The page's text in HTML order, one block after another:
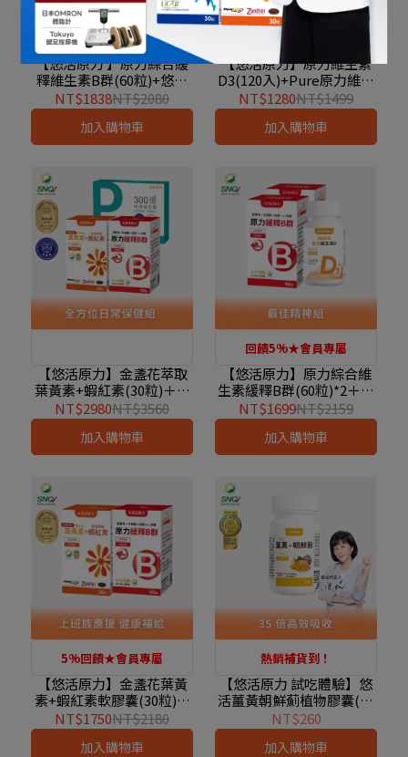
精神體力補給
【悠活原力 】原力綜合緩
釋維生素B群(60粒)+悠活
薑黃朝鮮薊植物膠囊(60入)
NT$1838NT$2080
加入購物車
高劑量維他命基礎組
【悠活原力】原力維生素
D3(120入)+Pure原力維他
命C膠囊(30入)+原力綜合
維生素緩釋B群(60粒)
NT$1280NT$1499
加入購物車
【悠活原力】金盞花萃取
葉黃素+蝦紅素(30粒)＋原
力綜合維生素緩釋B群(60
粒)+300億純淨益生菌(30
條)
NT$2980NT$3560
加入購物車
回饋5%★會員專屬
【悠活原力】原力綜合維
生素緩釋B群(60粒)*2＋原
力維生素D3(120粒)*1
NT$1699NT$2159
加入購物車
5%回饋★會員專屬
【悠活原力】金盞花葉黃
素+蝦紅素軟膠囊(30粒)＋
原力綜合維生素緩釋B群
(60粒)
NT$1750NT$2180
加入購物車
熱銷補貨到！
【悠活原力 試吃體驗】悠
活薑黃朝鮮薊植物膠囊(10
粒)
NT$260
加入購物車